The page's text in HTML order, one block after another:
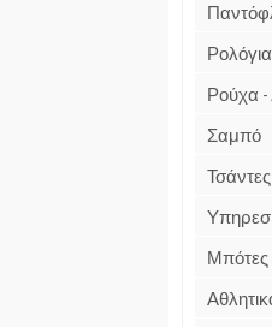
Ρολόγια
Ρούχα -
Σαμπό
Τσάντες
Μπότες